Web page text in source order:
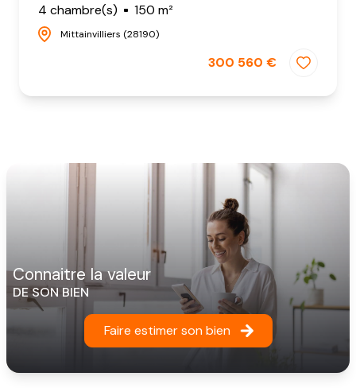
4 chambre(s)
150 m²
Mittainvilliers (28190)
300 560 €
connaitre la valeur
DE SON BIEN
Faire estimer son bien